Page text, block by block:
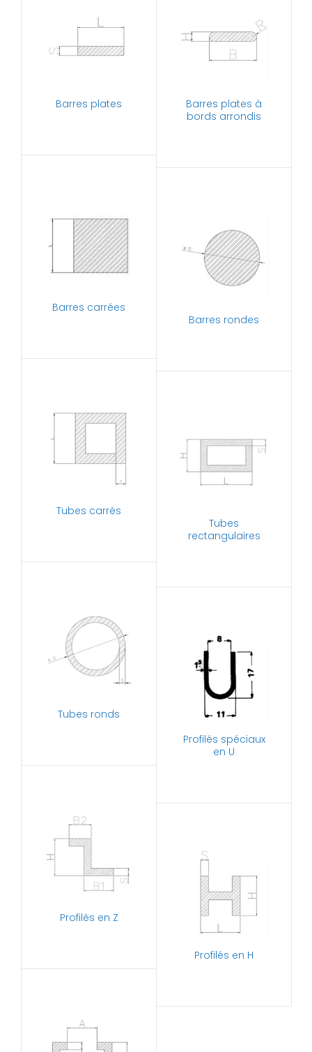
Barres plates
Barres plates à
bords arrondis
Barres carrées
Barres rondes
Tubes carrés
Tubes
rectangulaires
Tubes ronds
Profilés spéciaux
en U
Profilés en Z
Profilés en H